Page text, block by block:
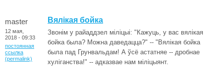
master
12 мая,
2018 - 09:33
постоянная
ссылка
(permalink)
Вялікая бойка
Звонім у райаддзел міліцыі: "Кажуць, у вас вялікая
бойка была? Можна даведацца?" -- "Вялікая бойка
была пад Грунвальдам! А ўсё астатняе -- дробнае
хуліганства!" -- адказвае нам міліцыянт.